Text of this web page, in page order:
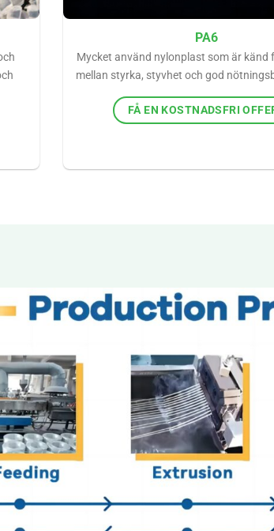
PA6
Mycket använd nylonplast som är känd
mellan styrka, styvhet och god
FÅ EN KOSTNADSFRI